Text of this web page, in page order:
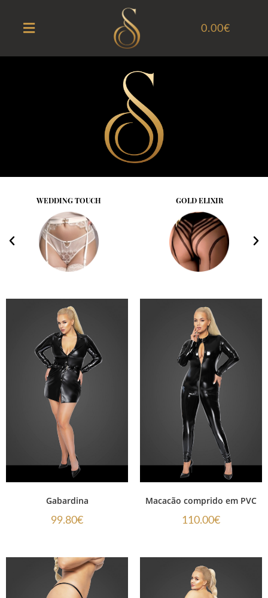
0.00€
WEDDING TOUCH GOLD ELIXIR
Gabardina
99.80€
Macacão comprido em PVC
110.00€